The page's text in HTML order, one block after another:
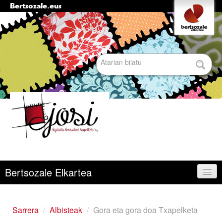
Bertsozale.eus
Edukira
salto
nabigazioara
Tresna
pertsonalak
Bilatu atarian
Bilaketa
aurreratua…
Bertsozale Elkartea
Sarrera / Albisteak / Gora eta gora doa Txapelketa